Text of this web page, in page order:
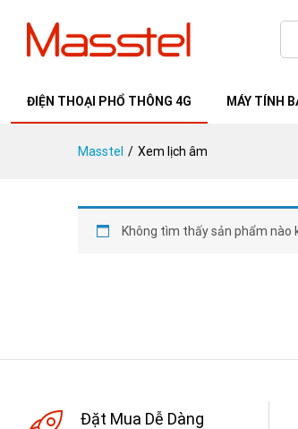
ĐIỆN THOẠI PHỔ THÔNG 4G MÁY TÍNH
Masstel / Xem lịch âm
Không tìm thấy sản phẩm nào
Đặt Mua Dễ Dàng